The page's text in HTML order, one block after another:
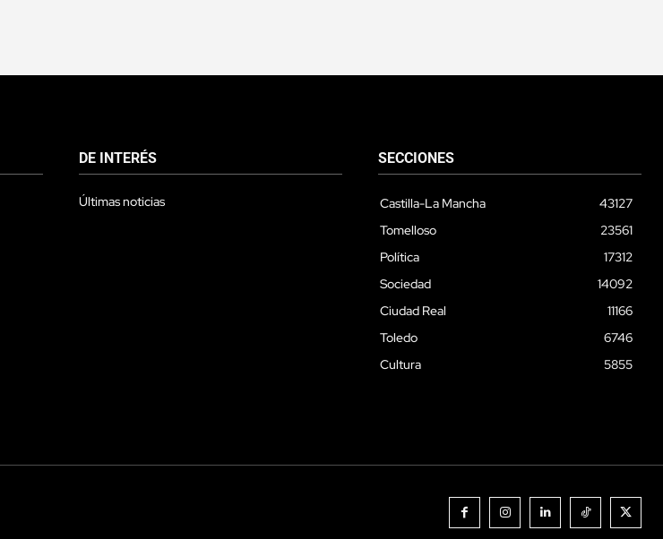
DE INTERÉS
Últimas noticias
SECCIONES
Castilla-La Mancha
43127
Tomelloso
23561
Política
17312
Sociedad
14092
Ciudad Real
11166
Toledo
6746
Cultura
5855